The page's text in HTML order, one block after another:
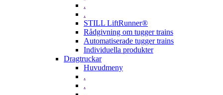
.
.
STILL LiftRunner®
Rådgivning om tugger trains
Automatiserade tugger trains
Individuella produkter
Dragtruckar
Huvudmeny
.
.